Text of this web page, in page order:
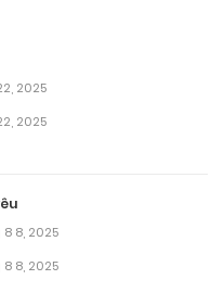
2025
2025
8, 2025
8, 2025